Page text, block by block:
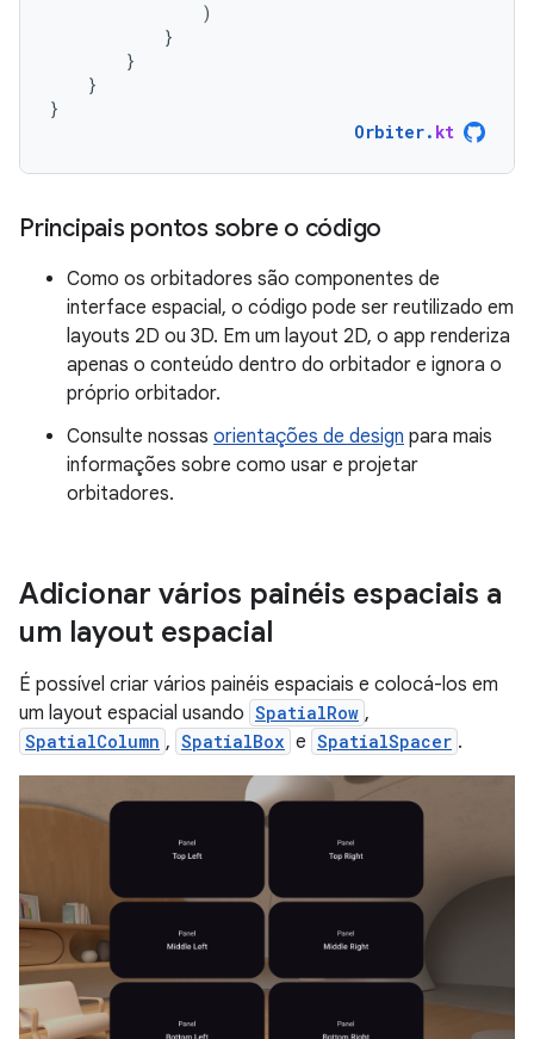
)
}
}
}
}
Orbiter. kt
Principais pontos sobre o código
Como os orbitadores são componentes de
interface espacial, o código pode ser reutilizado em
layouts 2D ou 3D. Em um layout 2D, o app renderiza
apenas o conteúdo dentro do orbitador e ignora o
próprio orbitador.
Consulte nossas orientações de design para mais
informações sobre como usar e projetar
orbitadores.
Adicionar vários painéis espaciais a
um layout espacial
É possível criar vários painéis espaciais e colocá-los em
um layout espacial usando SpatialRow ,
SpatialColumn , SpatialBox e SpatialSpacer .